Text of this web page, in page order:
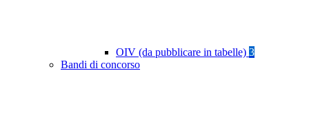
OIV (da pubblicare in tabelle) 3
Bandi di concorso